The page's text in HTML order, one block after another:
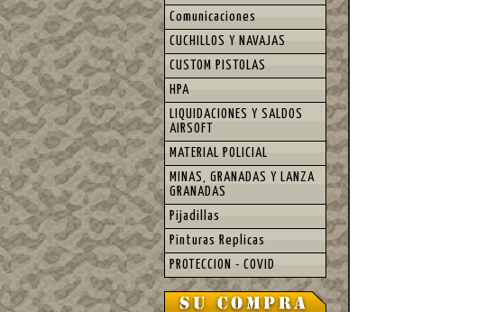
Comunicaciones
CUCHILLOS Y NAVAJAS
CUSTOM PISTOLAS
HPA
LIQUIDACIONES Y SALDOS
AIRSOFT
MATERIAL POLICIAL
MINAS, GRANADAS Y LANZA
GRANADAS
Pijadillas
Pinturas Replicas
PROTECCION - COVID